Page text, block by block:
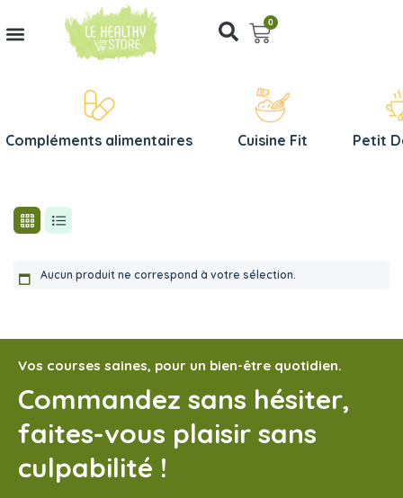
0
Compléments alimentaires Cuisine Fit Petit
Aucun produit ne correspond à votre sélection.
Vos courses saines, pour un bien-être quotidien.
Commandez sans hésiter,
faites-vous plaisir sans
culpabilité !